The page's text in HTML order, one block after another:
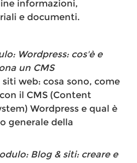
informazioni,
e documenti.
Wordpress: cos'è e
un CMS
web: cosa sono, come
il CMS (Content
Wordpress e qual è
generale della
Blog & siti: creare e